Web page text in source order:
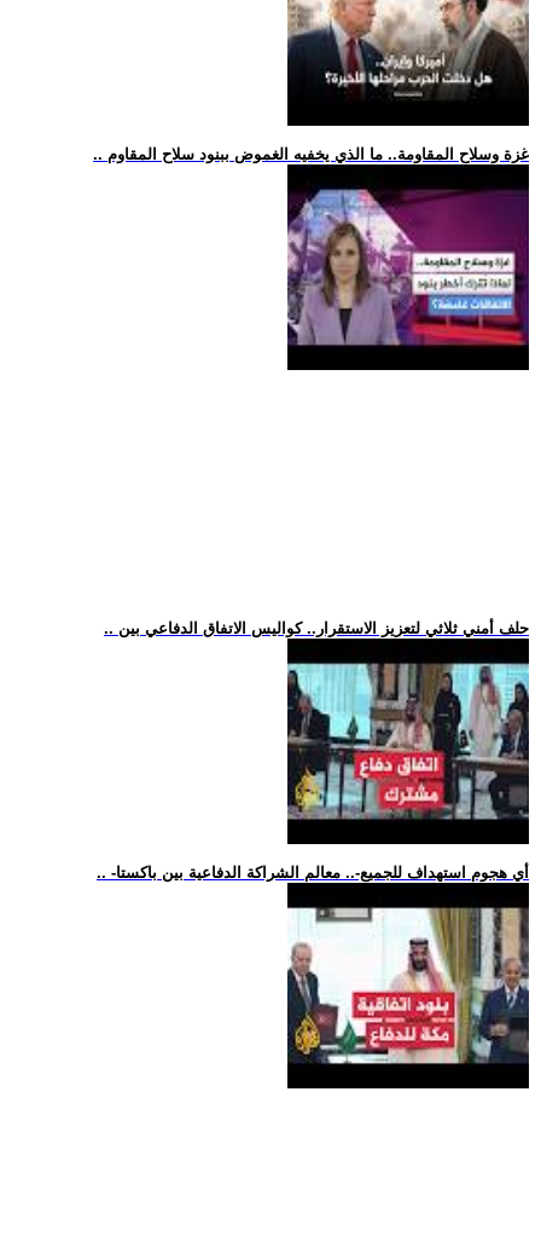
.. غزة وسلاح المقاومة.. ما الذي يخفيه الغموض ببنود سلاح المقاوم
.. حلف أمني ثلاثي لتعزيز الاستقرار.. كواليس الاتفاق الدفاعي بين
.. -أي هجوم استهداف للجميع-.. معالم الشراكة الدفاعية بين باكستا